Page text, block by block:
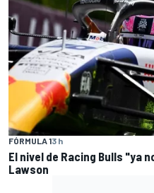
FÓRMULA 13 h
El nivel de Racing Bulls "ya
Lawson